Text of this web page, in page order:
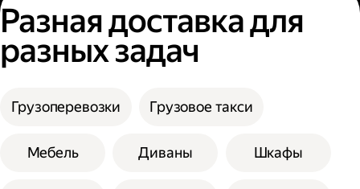
Разная доставка для
разных задач
Грузоперевозки Грузовое такси
Мебель Диваны Шкафы